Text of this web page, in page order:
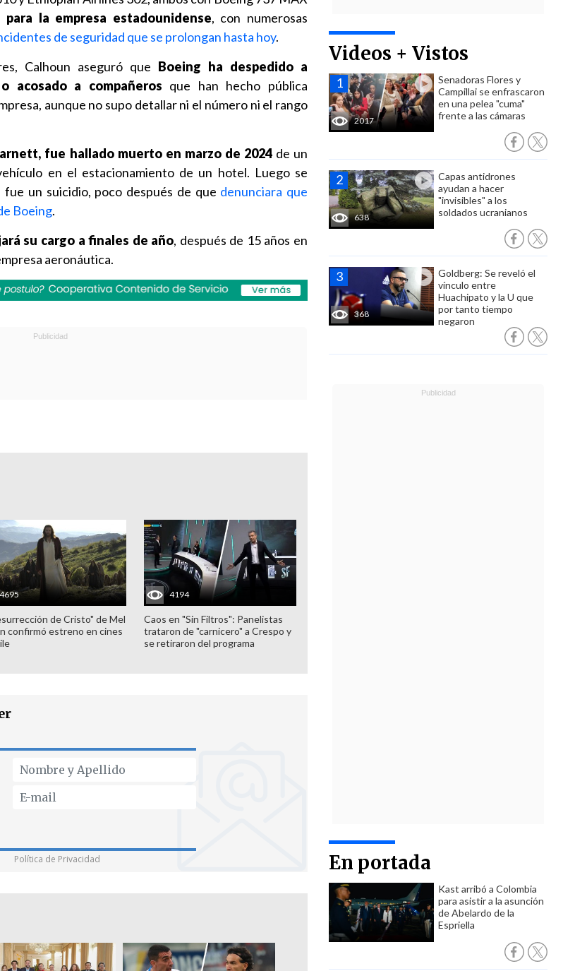
Videos + Vistos
2017
Senadoras Flores y
Campillai se enfrascaron
en una pelea "cuma"
frente a las cámaras
638
Capas antidrones
ayudan a hacer
"invisibles" a los
soldados ucranianos
368
Goldberg: Se reveló el
vínculo entre
Huachipato y la U que
por tanto tiempo
negaron
En portada
Kast arribó a Colombia
para asistir a la asunción
de Abelardo de la
Espriella
la empresa estadounidense, con numerosas
de seguridad que se prolongan hasta hoy.
Calhoun aseguró que Boeing ha despedido a
acosado a compañeros que han hecho pública
aunque no supo detallar ni el número ni el rango
fue hallado muerto en marzo de 2024de un
en el estacionamiento de un hotel. Luego se
un suicidio, poco después de que denunciara que
Boeing.
su cargo a finales de año, después de 15 años en
aeronáutica.
de Cristo" de Mel
confirmó estreno en cines
4194
Caos en "Sin Filtros": Panelistas
trataron de "carnicero" a Crespo y
se retiraron del programa
Política de Privacidad